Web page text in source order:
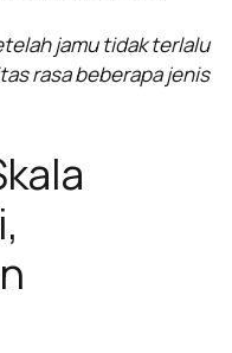
jamu tidak terlalu
rasa beberapa jenis